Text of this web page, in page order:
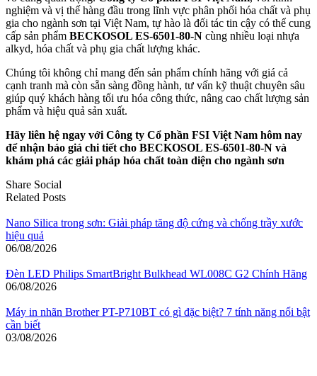
nghiệm và vị thế hàng đầu trong lĩnh vực phân phối hóa chất và phụ
gia cho ngành sơn tại Việt Nam, tự hào là đối tác tin cậy có thể cung
cấp sản phẩm BECKOSOL ES-6501-80-N cùng nhiều loại nhựa
alkyd, hóa chất và phụ gia chất lượng khác.
Chúng tôi không chỉ mang đến sản phẩm chính hãng với giá cả
cạnh tranh mà còn sẵn sàng đồng hành, tư vấn kỹ thuật chuyên sâu
giúp quý khách hàng tối ưu hóa công thức, nâng cao chất lượng sản
phẩm và hiệu quả sản xuất.
Hãy liên hệ ngay với Công ty Cổ phần FSI Việt Nam hôm nay
để nhận báo giá chi tiết cho BECKOSOL ES-6501-80-N và
khám phá các giải pháp hóa chất toàn diện cho ngành sơn
Share Social
Related Posts
Nano Silica trong sơn: Giải pháp tăng độ cứng và chống trầy xước
hiệu quả
06/08/2026
Đèn LED Philips SmartBright Bulkhead WL008C G2 Chính Hãng
06/08/2026
Máy in nhãn Brother PT-P710BT có gì đặc biệt? 7 tính năng nổi bật
cần biết
03/08/2026